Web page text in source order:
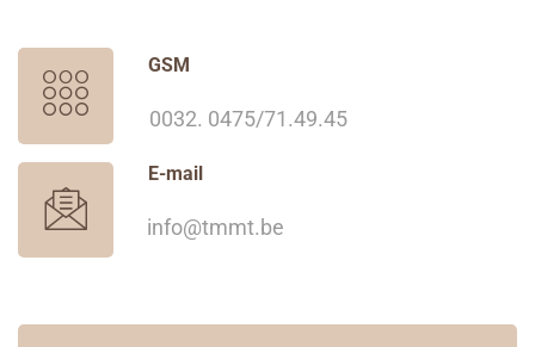
GSM
0032. 0475/71.49.45
E-mail
info@tmmt.be